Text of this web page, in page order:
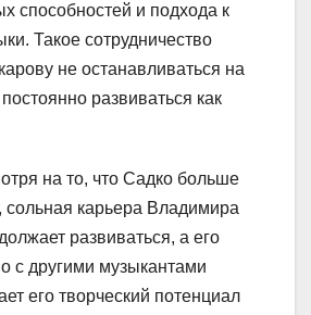
способностей и подхода к
Такое сотрудничество
не останавливаться на
развиваться как
на то, что Садко больше
сольная карьера Владимира
развиваться, а его
с другими музыкантами
его творческий потенциал